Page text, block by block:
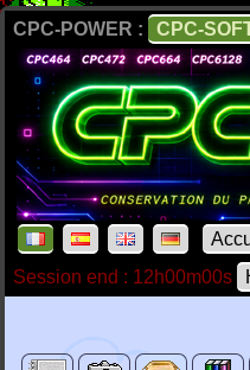
CPC-POWER : CPC-
Session end : 12h00m00s